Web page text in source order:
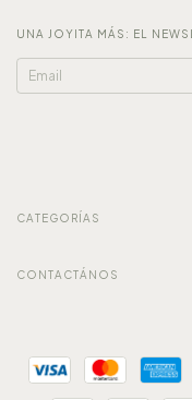
UNA JOYITA MÁS: EL
CATEGORÍAS
CONTACTÁNOS